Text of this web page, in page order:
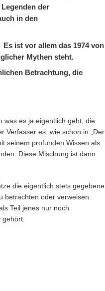
der
in den
ist vor allem das 1974 von
Mythen steht.
Betrachtung, die
was es ja eigentlich geht, die
Verfasser es, wie schon in „Der
seinem profunden Wissen als
Diese Mischung ist dann
die eigentlich stets gegebene
betrachten oder verweisen
Teil jenes nur noch